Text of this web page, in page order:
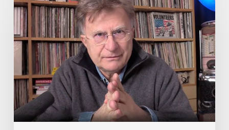
Ronnie:
messaggio
agli
artisti
che
mi
mandano
le
loro